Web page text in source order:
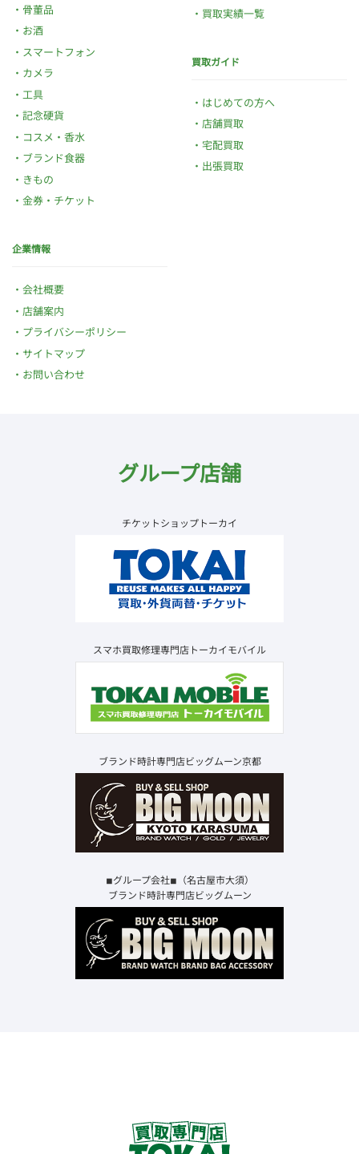
骨董品
お酒
スマートフォン
カメラ
工具
記念硬貨
コスメ・香水
ブランド食器
きもの
金券・チケット
買取実績一覧
買取ガイド
はじめての方へ
店舗買取
宅配買取
出張買取
企業情報
会社概要
店舗案内
プライバシーポリシー
サイトマップ
お問い合わせ
グループ店舗
チケットショップトーカイ
スマホ買取修理専門店トーカイモバイル
ブランド時計専門店ビッグムーン京都
◾︎グループ会社◾︎（名古屋市大須）
ブランド時計専門店ビッグムーン